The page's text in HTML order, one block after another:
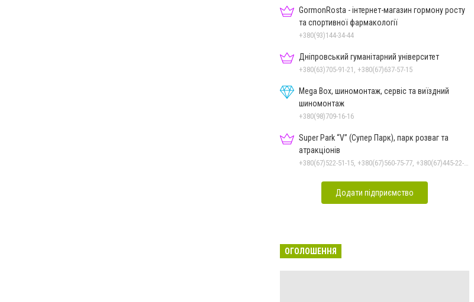
GormonRosta - інтернет-магазин гормону росту
та спортивної фармакології
+380(93)144-34-44
Дніпровський гуманітарний університет
+380(63)705-91-21, +380(67)637-57-15
Mega Box, шиномонтаж, сервіс та виїздний
шиномонтаж
+380(98)709-16-16
Super Park “V” (Супер Парк), парк розваг та
атракціонів
Додати підприємство
ОГОЛОШЕННЯ